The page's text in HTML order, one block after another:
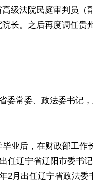
级法院民庭审判员（
长。之后再度调任贵
委常委、政法委书记
业后，在财政部工作
任辽宁省辽阳市委书
2月出任辽宁省政法委